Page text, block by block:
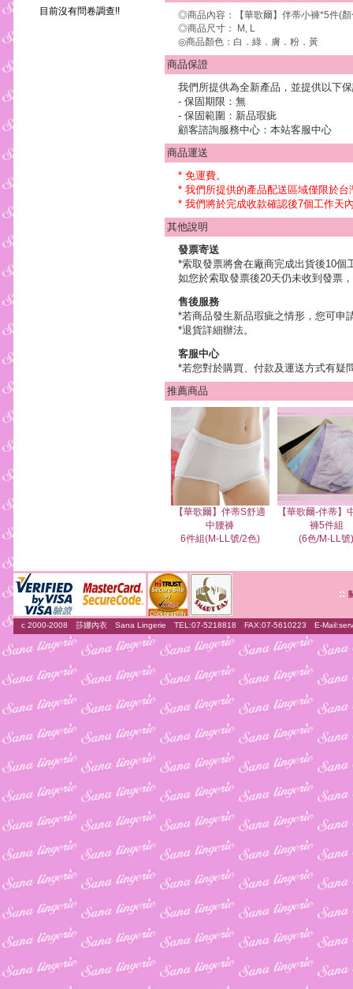
目前沒有問卷調查!!
◎商品內容：【華歌爾】伴蒂小褲*5件(
◎商品尺寸： M, L
◎商品顏色：白．綠．膚．粉．黃
商品保證
我們所提供為全新產品，並提供以下
- 保固期限：無
- 保固範圍：新品瑕疵
顧客諮詢服務中心：本站客服中心
商品運送
* 免運費。
* 我們所提供的產品配送區域僅限於
* 我們將於完成收款確認後7個工作天
其他說明
發票寄送
*索取發票將會在廠商完成出貨後10個
如您於索取發票後20天仍未收到發票
售後服務
*若商品發生新品瑕疵之情形，您可申
*退貨詳細辦法。
客服中心
*若您對於購買、付款及運送方式有疑
推薦商品
【華歌爾】伴蒂S舒適
中腰褲
6件組(M-LL號/2色)
【華歌爾-伴蒂】
褲5件組
(6色/M-LL號)
::
c 2000-2008 莎娜內衣 Sana Lingerie TEL:07-5218818 FAX:07-5610223 E-Mail: